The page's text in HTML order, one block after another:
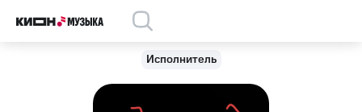
Исполнитель